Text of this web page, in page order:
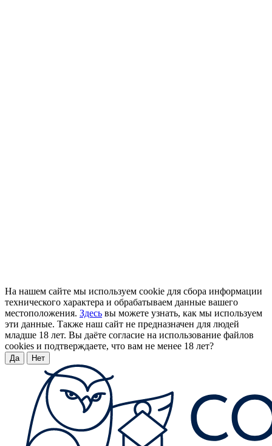
На нашем сайте мы используем cookie для сбора информации
технического характера и обрабатываем данные вашего
местоположения. Здесь вы можете узнать, как мы используем
эти данные. Также наш сайт не предназначен для людей
младше 18 лет. Вы даёте согласие на использование файлов
cookies и подтверждаете, что вам не менее 18 лет?
Да Нет